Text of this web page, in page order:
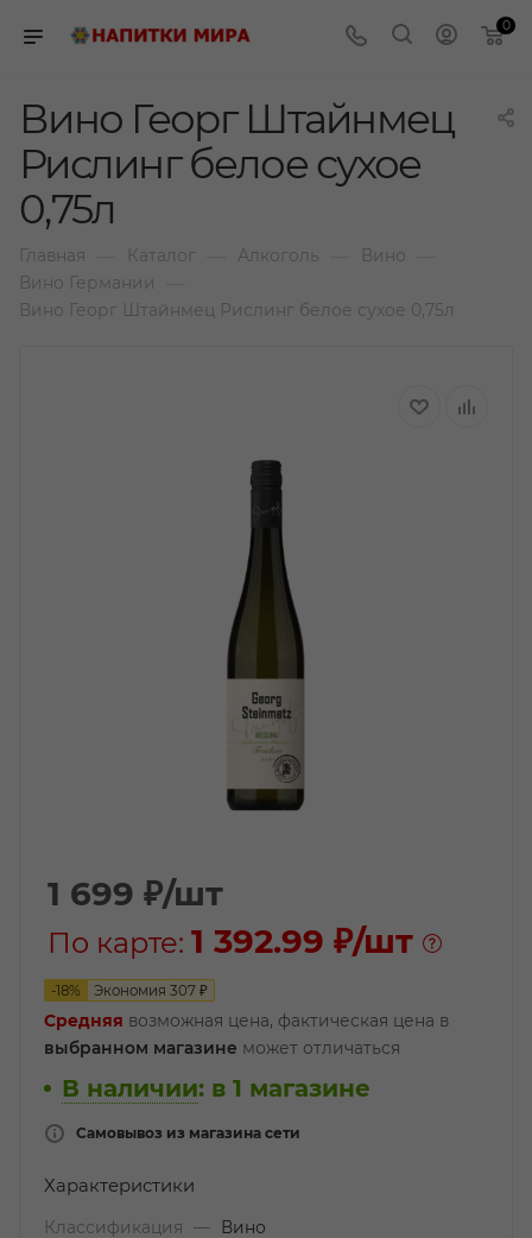
0
Вино Георг Штайнмец
Рислинг белое сухое
0,75л
Главная Каталог Алкоголь Вино
Вино Германии
Вино Георг Штайнмец Рислинг белое сухое 0,75л
1 699 ₽/шт
По карте: 1 392.99 ₽/шт
-18% Экономия 307 ₽
Средняя возможная цена, фактическая цена в
выбранном магазине может отличаться
В наличии: в 1 магазине
Самовывоз из магазина сети
Характеристики
Классификация —
Вино